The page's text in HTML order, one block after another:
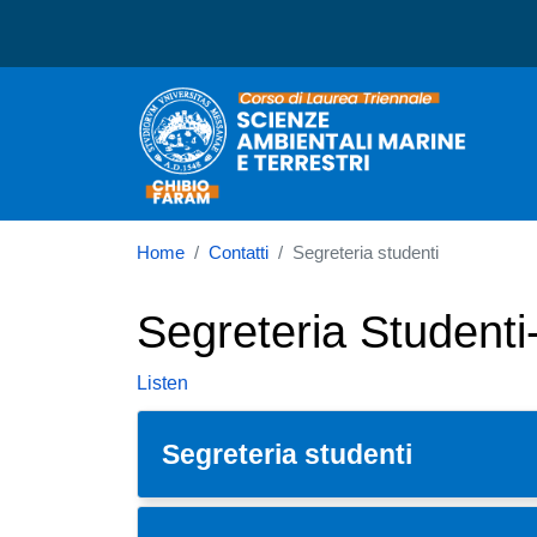
Corso di laurea in
Home Contatti Segreteria studenti
Segreteria
Listen
Segreteria studenti